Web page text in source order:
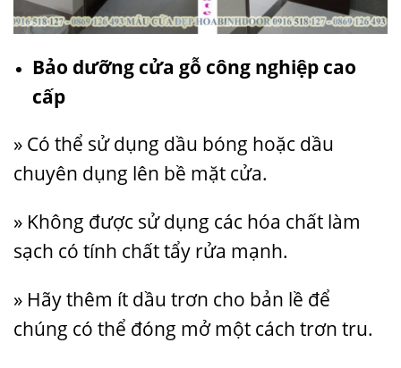
Bảo dưỡng cửa gỗ công nghiệp cao
cấp
» Có thể sử dụng dầu bóng hoặc dầu
chuyên dụng lên bề mặt cửa.
» Không được sử dụng các hóa chất làm
sạch có tính chất tẩy rửa mạnh.
» Hãy thêm ít dầu trơn cho bản lề để
chúng có thể đóng mở một cách trơn tru.